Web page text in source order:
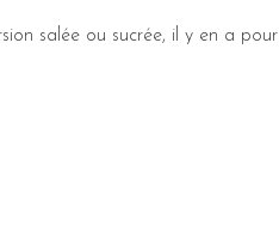
salée ou sucrée, il y en a pour